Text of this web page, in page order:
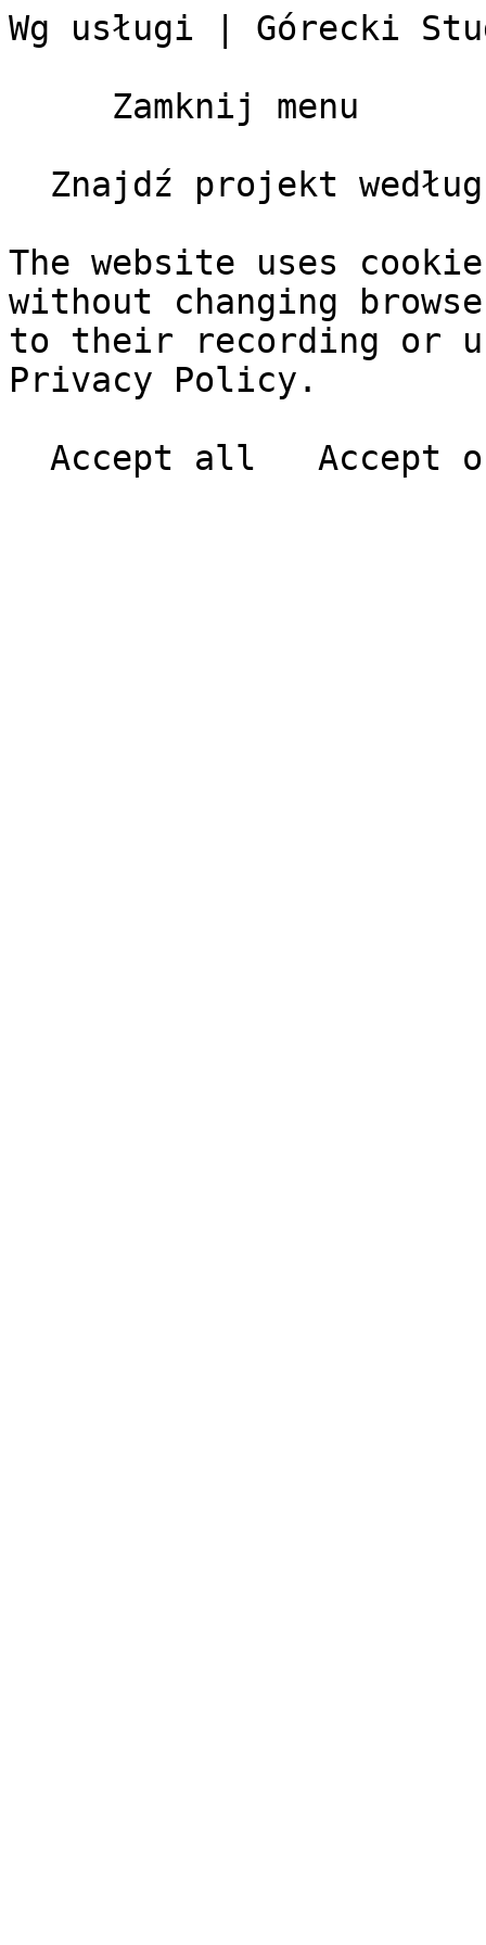
Wg usługi |
The website uses
without changing
to their recording or
Privacy Policy.